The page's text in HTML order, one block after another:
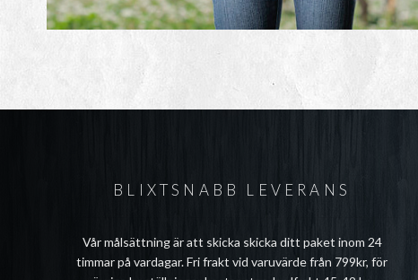
BLIXTSNABB LEVERANS
Vår målsättning är att skicka skicka ditt paket inom 24
timmar på vardagar. Fri frakt vid varuvärde från 799kr, för